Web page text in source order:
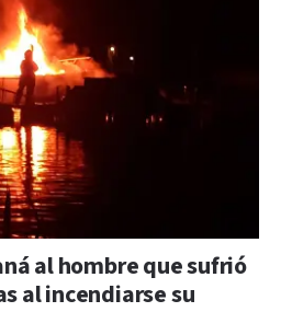
al hombre que sufrió
al incendiarse su